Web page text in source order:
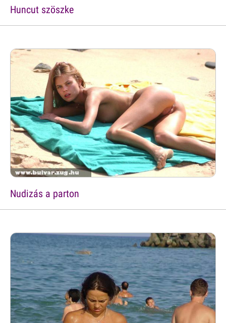
Huncut szöszke
Nudizás a parton